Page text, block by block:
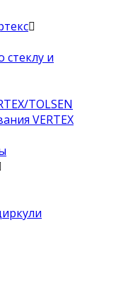
стеклу и
TOLSEN
VERTEX